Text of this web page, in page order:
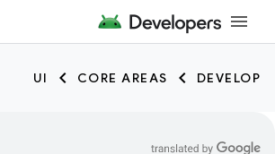
DEVELOP
CORE AREAS
UI